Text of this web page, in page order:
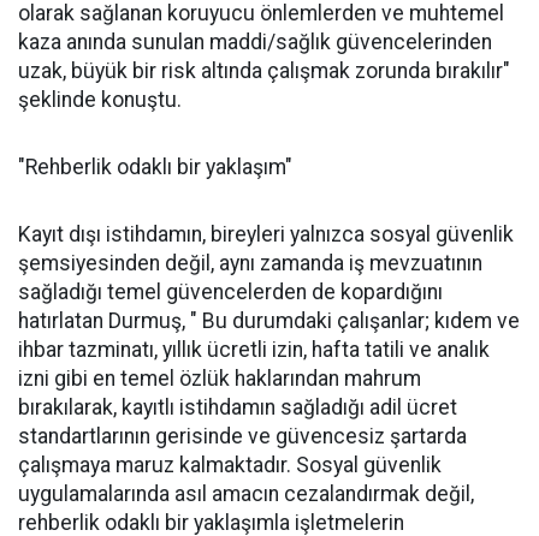
olarak sağlanan koruyucu önlemlerden ve muhtemel
kaza anında sunulan maddi/sağlık güvencelerinden
uzak, büyük bir risk altında çalışmak zorunda bırakılır"
şeklinde konuştu.
"Rehberlik odaklı bir yaklaşım"
Kayıt dışı istihdamın, bireyleri yalnızca sosyal güvenlik
şemsiyesinden değil, aynı zamanda iş mevzuatının
sağladığı temel güvencelerden de kopardığını
hatırlatan Durmuş, " Bu durumdaki çalışanlar; kıdem ve
ihbar tazminatı, yıllık ücretli izin, hafta tatili ve analık
izni gibi en temel özlük haklarından mahrum
bırakılarak, kayıtlı istihdamın sağladığı adil ücret
standartlarının gerisinde ve güvencesiz şartarda
çalışmaya maruz kalmaktadır. Sosyal güvenlik
uygulamalarında asıl amacın cezalandırmak değil,
rehberlik odaklı bir yaklaşımla işletmelerin